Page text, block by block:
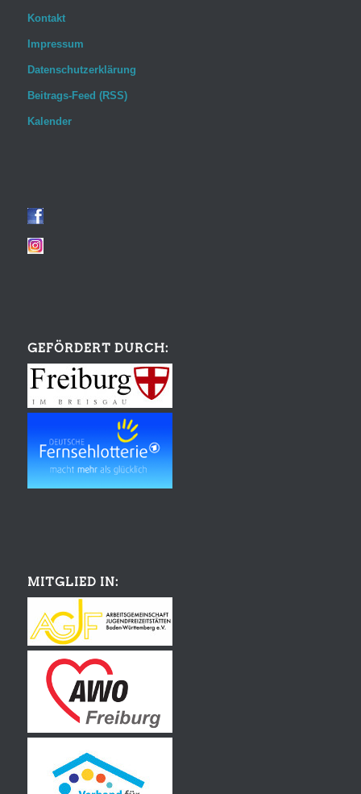
Kontakt
Impressum
Datenschutzerklärung
Beitrags-Feed (RSS)
Kalender
GEFÖRDERT DURCH:
MITGLIED IN: